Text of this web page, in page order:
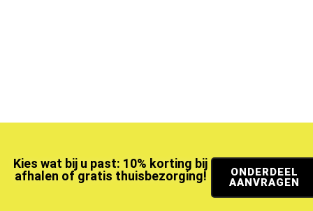
Kies wat bij u past: 10% korting bij
afhalen of gratis thuisbezorging!
ONDERDEEL
AANVRAGEN